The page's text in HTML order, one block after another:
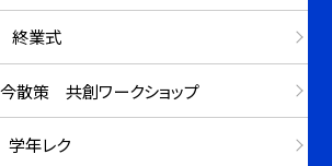
終業式
散策 共創ワークショップ
年レク